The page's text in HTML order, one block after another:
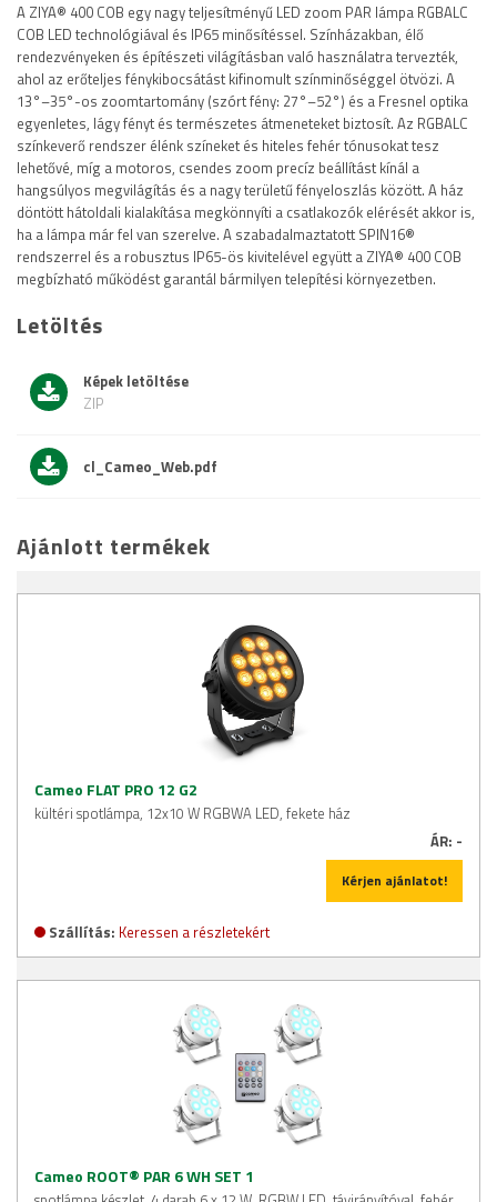
A ZIYA® 400 COB egy nagy teljesítményű LED zoom PAR lámpa RGBALC
COB LED technológiával és IP65 minősítéssel. Színházakban, élő
rendezvényeken és építészeti világításban való használatra tervezték,
ahol az erőteljes fénykibocsátást kifinomult színminőséggel ötvözi. A
13°–35°-os zoomtartomány (szórt fény: 27°–52°) és a Fresnel optika
egyenletes, lágy fényt és természetes átmeneteket biztosít. Az RGBALC
színkeverő rendszer élénk színeket és hiteles fehér tónusokat tesz
lehetővé, míg a motoros, csendes zoom precíz beállítást kínál a
hangsúlyos megvilágítás és a nagy területű fényeloszlás között. A ház
döntött hátoldali kialakítása megkönnyíti a csatlakozók elérését akkor is,
ha a lámpa már fel van szerelve. A szabadalmaztatott SPIN16®
rendszerrel és a robusztus IP65-ös kivitelével együtt a ZIYA® 400 COB
megbízható működést garantál bármilyen telepítési környezetben.
Letöltés
Képek letöltése
ZIP
cl_Cameo_Web.pdf
Ajánlott termékek
Cameo FLAT PRO 12 G2
kültéri spotlámpa, 12x10 W RGBWA LED, fekete ház
ÁR: -
Kérjen ajánlatot!
Szállítás: Keressen a részletekért
Cameo ROOT® PAR 6 WH SET 1